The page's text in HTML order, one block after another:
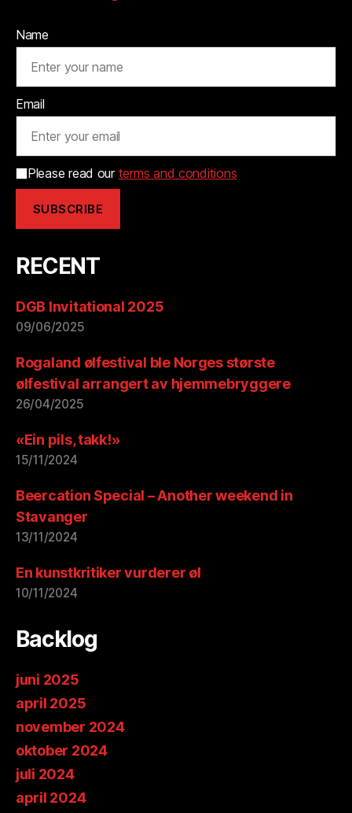
Name
Email
Please read our terms and conditions
RECENT
DGB Invitational 2025
09/06/2025
Rogaland ølfestival ble Norges største
ølfestival arrangert av hjemmebryggere
26/04/2025
«Ein pils, takk!»
15/11/2024
Beercation Special – Another weekend in
Stavanger
13/11/2024
En kunstkritiker vurderer øl
10/11/2024
Backlog
juni 2025
april 2025
november 2024
oktober 2024
juli 2024
april 2024